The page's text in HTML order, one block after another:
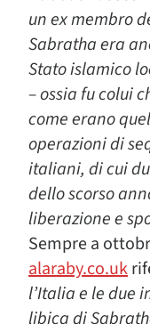
un ex membro
Sabratha era
Stato islamico
– ossia fu colui
come erano
operazioni di
italiani, di cui
dello scorso
liberazione e
Sempre a
alaraby.co.uk
l’Italia e le due
libica di